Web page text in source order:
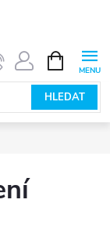
HLEDAT
NÁKUPNÍ
KOŠÍK